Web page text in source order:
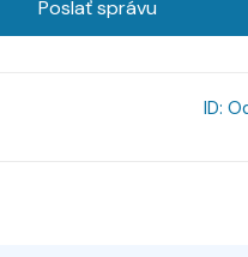
Poslať správu
ID: